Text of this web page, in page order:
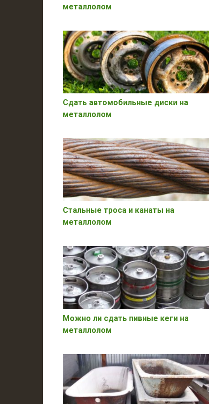
металлолом
Сдать автомобильные диски на
металлолом
Стальные троса и канаты на
металлолом
Можно ли сдать пивные кеги на
металлолом